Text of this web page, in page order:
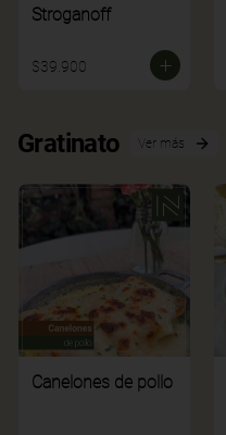
Stroganoff
$39.900
Gratinato Ver más
Canelones de pollo